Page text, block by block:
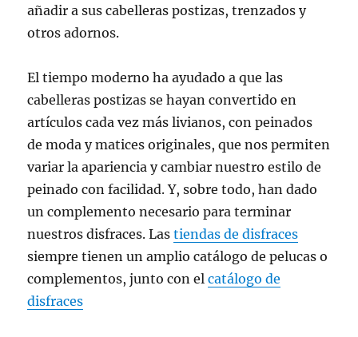
añadir a sus cabelleras postizas, trenzados y
otros adornos.
El tiempo moderno ha ayudado a que las
cabelleras postizas se hayan convertido en
artículos cada vez más livianos, con peinados
de moda y matices originales, que nos permiten
variar la apariencia y cambiar nuestro estilo de
peinado con facilidad. Y, sobre todo, han dado
un complemento necesario para terminar
nuestros disfraces. Lastiendas de disfraces
siempre tienen un amplio catálogo de pelucas o
complementos, junto con elcatálogo de
disfraces